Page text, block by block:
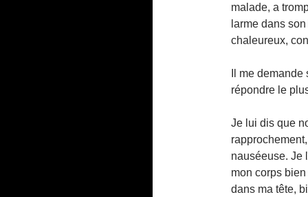
malade, a
larme dans
chaleureux,
Il me
répondre le
Je lui dis que
nauséeuse. Je
mon corps
dans ma tête,